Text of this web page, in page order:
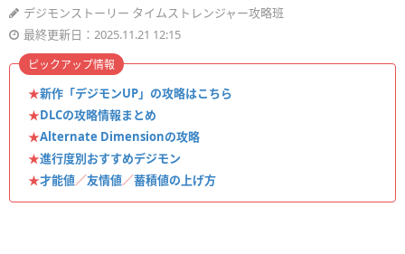
デジモンストーリー タイムストレンジャー攻略班
最終更新日：2025.11.21 12:15
★新作「デジモンUP」の攻略はこちら
★DLCの攻略情報まとめ
★Alternate Dimensionの攻略
★進行度別おすすめデジモン
★才能値／友情値／蓄積値の上げ方
ピックアップ情報